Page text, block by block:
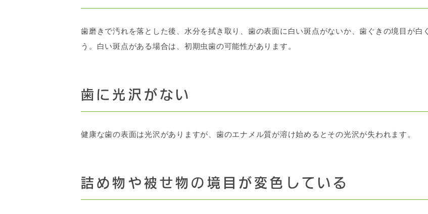
歯磨きで汚れを落とした後、水分を拭き取り、歯の表面に白い斑点がないか、歯ぐきの境目が白
う。白い斑点がある場合は、初期虫歯の可能性があります。
歯に光沢がない
健康な歯の表面は光沢がありますが、歯のエナメル質が溶け始めるとその光沢が失われます。
詰め物や被せ物の境目が変色している